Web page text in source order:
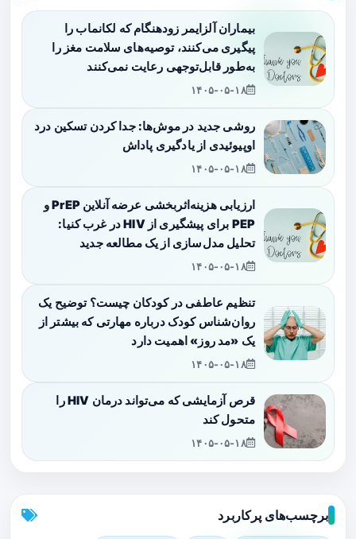
بیماران آلزایمر زودهنگام که لکانماب را
پیگیری می‌کنند، توصیه‌های سلامت مغز را
به‌طور قابل‌توجهی رعایت نمی‌کنند
۱۴۰۵-۰۵-۱۸
روشی جدید در موش‌ها: جدا کردن تسکین درد
اوپیوئیدی از یادگیری پاداش
۱۴۰۵-۰۵-۱۸
ارزیابی هزینه‌اثربخشی عرضه آنلاین PrEP و
PEP برای پیشگیری از HIV در غرب کنیا:
تحلیل مدل‌سازی از یک مطالعه جدید
۱۴۰۵-۰۵-۱۸
تنظیم عاطفی در کودکان چیست؟ توضیح یک
روان‌شناس کودک درباره مهارتی که بیشتر از
یک «مد روز» اهمیت دارد
۱۴۰۵-۰۵-۱۸
قرص آزمایشی که می‌تواند درمان HIV را
متحول کند
۱۴۰۵-۰۵-۱۸
برچسب‌های پرکاربرد